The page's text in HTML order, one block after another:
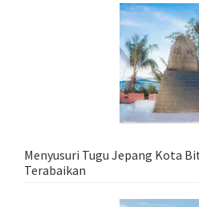
Menyusuri Tugu Jepang Kota
Terabaikan